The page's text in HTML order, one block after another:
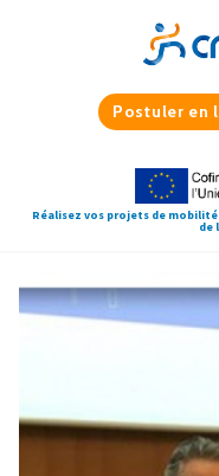
Postuler en
Réalisez vos projets de
de